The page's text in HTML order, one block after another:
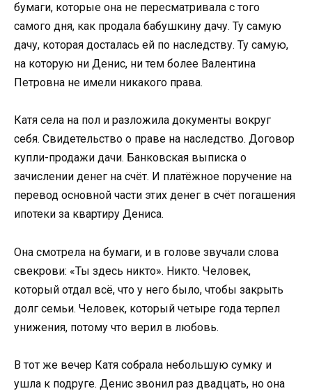
бумаги, которые она не пересматривала с того
самого дня, как продала бабушкину дачу. Ту самую
дачу, которая досталась ей по наследству. Ту самую,
на которую ни Денис, ни тем более Валентина
Петровна не имели никакого права.
Катя села на пол и разложила документы вокруг
себя. Свидетельство о праве на наследство. Договор
купли-продажи дачи. Банковская выписка о
зачислении денег на счёт. И платёжное поручение на
перевод основной части этих денег в счёт погашения
ипотеки за квартиру Дениса.
Она смотрела на бумаги, и в голове звучали слова
свекрови: «Ты здесь никто». Никто. Человек,
который отдал всё, что у него было, чтобы закрыть
долг семьи. Человек, который четыре года терпел
унижения, потому что верил в любовь.
В тот же вечер Катя собрала небольшую сумку и
ушла к подруге. Денис звонил раз двадцать, но она